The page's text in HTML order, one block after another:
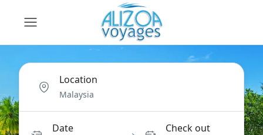
Location
Date Check out